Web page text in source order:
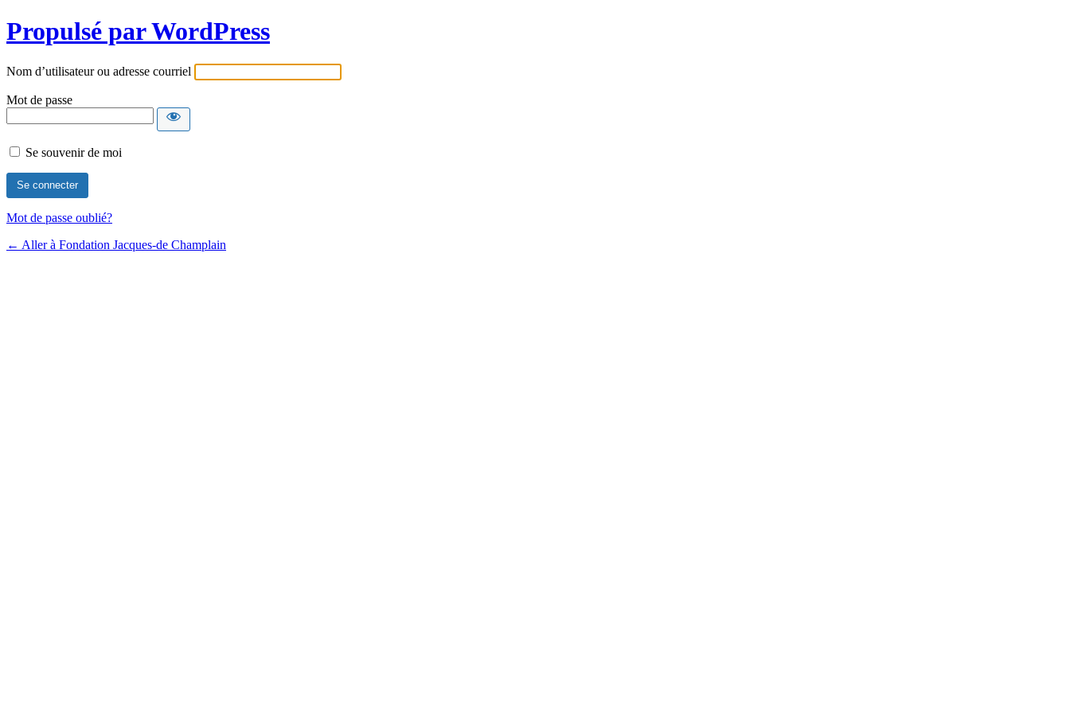
Propulsé par WordPress
Nom d’utilisateur ou adresse courriel
Mot de passe
Se souvenir de moi
Mot de passe oublié?
← Aller à Fondation Jacques-de Champlain